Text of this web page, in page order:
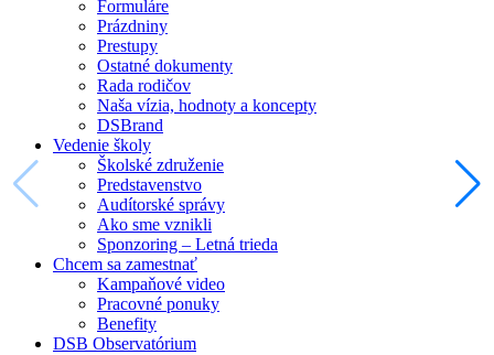
Formuláre
Prázdniny
Prestupy
Ostatné dokumenty
Rada rodičov
Naša vízia, hodnoty a koncepty
DSBrand
Vedenie školy
Školské združenie
Predstavenstvo
Audítorské správy
Ako sme vznikli
Sponzoring – Letná trieda
Chcem sa zamestnať
Kampaňové video
Pracovné ponuky
Benefity
DSB Observatórium